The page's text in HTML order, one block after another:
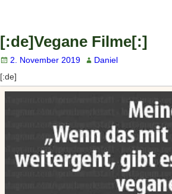
[:de]Vegane Filme[:]
2. November 2019
Daniel
[:de]